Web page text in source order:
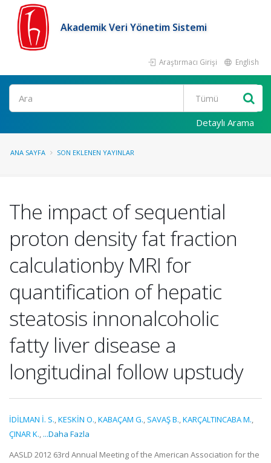
Akademik Veri Yönetim Sistemi
Araştırmacı Girişi English
Ara
Detaylı Arama
ANA SAYFA SON EKLENEN YAYINLAR
The impact of sequential
proton density fat fraction
calculationby MRI for
quantification of hepatic
steatosis innonalcoholic
fatty liver disease a
longitudinal follow upstudy
İDİLMAN İ. S.,KESKİN O.,KABAÇAM G., SAVAŞ B.,KARÇALTINCABA M.,
ÇINAR K., ...Daha Fazla
AASLD 2012 63rd Annual Meeting of the American Association for the